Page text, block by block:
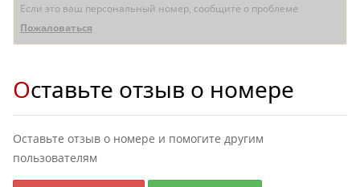
Если это ваш персональный номер, сообщите о проблеме
Пожаловаться
Оставьте отзыв о номере
Оставьте отзыв о номере и помогите другим
пользователям